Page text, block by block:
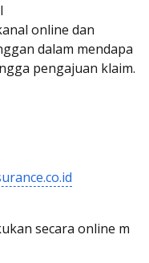
online dan
dalam mendapa
pengajuan klaim.
secara online m